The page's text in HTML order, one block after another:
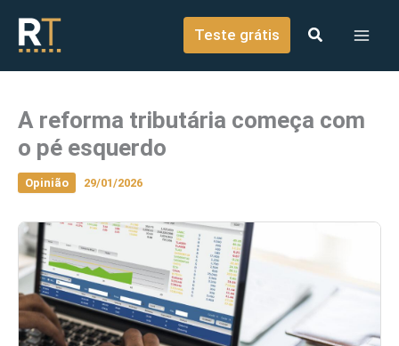
conteúdo
Teste grátis
A reforma tributária começa com
o pé esquerdo
Opinião 29/01/2026